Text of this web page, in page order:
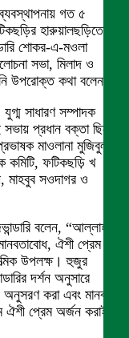
গত ৫
হারুয়ালছড়িতে
শোকর-এ-মওলা
সভা, মিলাদ ও
উপরোক্ত কথা বলেন।
সাধারণ সম্পাদক
প্রধান বক্তা ছিলেন
মাওলানা মুজিবুল
কমিটি, ফটিকছড়ি খ
মাহবুব সওদাগর ও
বলেন, “আল্লাহর
ঐশী প্রেম এবং
উপলক্ষ। হুজুর
দর্শন অনুসারে
করা এবং মানবতার
ঐশী প্রেম অর্জন করাই